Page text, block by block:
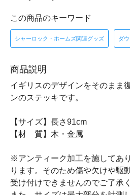
この商品のキーワード
シャーロック・ホームズ関連グッズ ダ
商品説明
イギリスのデザインをそのまま
ンのステッキです。
【サイズ】長さ91cm
【材 質】木・金属
※アンティーク加工を施してあ
ります。そのため傷や欠けや駆
受け付けできませんのでご了承